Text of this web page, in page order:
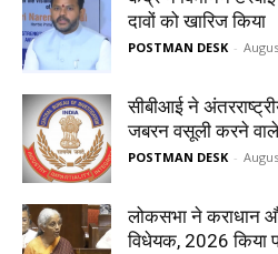
दावों को खारिज किया
POSTMAN DESK -
सीबीआई ने
जबरन वसूली करने
POSTMAN DESK -
लोकसभा ने कराधान
विधेयक, 2026 किया